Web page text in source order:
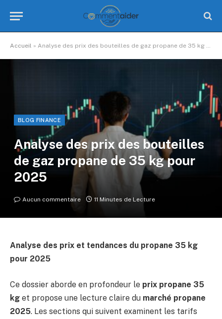
Accueil » Analyse des prix des bouteilles de gaz propane de 35 kg pour 2025
BLOG FINANCE
Analyse des prix des bouteilles
de gaz propane de 35 kg pour
2025
Aucun commentaire 11 Minutes de Lecture
Analyse des prix et tendances du propane 35 kg
pour 2025
Ce dossier aborde en profondeur le prix propane 35
kg et propose une lecture claire du marché propane
2025. Les sections qui suivent examinent les tarifs